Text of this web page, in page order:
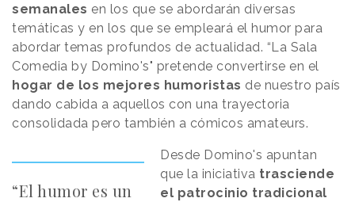
semanales en los que se abordarán diversas
temáticas y en los que se empleará el humor para
abordar temas profundos de actualidad. “La Sala
Comedia by Domino's" pretende convertirse en el
hogar de los mejores humoristas de nuestro país
dando cabida a aquellos con una trayectoria
consolidada pero también a cómicos amateurs.
“El humor es un
Desde Domino's apuntan
que la iniciativa trasciende
el patrocinio tradicional